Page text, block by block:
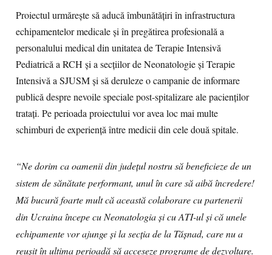
Proiectul urmărește să aducă îmbunătățiri în infrastructura
echipamentelor medicale și în pregătirea profesională a
personalului medical din unitatea de Terapie Intensivă
Pediatrică a RCH și a secțiilor de Neonatologie și Terapie
Intensivă a SJUSM și să deruleze o campanie de informare
publică despre nevoile speciale post-spitalizare ale pacienților
tratați. Pe perioada proiectului vor avea loc mai multe
schimburi de experienţă între medicii din cele două spitale.
“Ne dorim ca oamenii din județul nostru să beneficieze de un
sistem de sănătate performant, unul în care să aibă încredere!
Mă bucură foarte mult că această colaborare cu partenerii
din Ucraina începe cu Neonatologia și cu ATI-ul și că unele
echipamente vor ajunge și la secția de la Tășnad, care nu a
reușit în ultima perioadă să acceseze programe de dezvoltare.